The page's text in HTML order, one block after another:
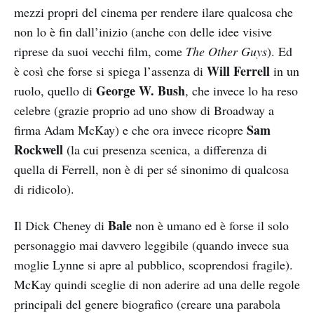
mezzi propri del cinema per rendere ilare qualcosa che
non lo è fin dall’inizio (anche con delle idee visive
riprese da suoi vecchi film, come The Other Guys). Ed
è così che forse si spiega l’assenza di Will Ferrell in un
ruolo, quello di George W. Bush, che invece lo ha reso
celebre (grazie proprio ad uno show di Broadway a
firma Adam McKay) e che ora invece ricopre Sam
Rockwell (la cui presenza scenica, a differenza di
quella di Ferrell, non è di per sé sinonimo di qualcosa
di ridicolo).
Il Dick Cheney di Bale non è umano ed è forse il solo
personaggio mai davvero leggibile (quando invece sua
moglie Lynne si apre al pubblico, scoprendosi fragile).
McKay quindi sceglie di non aderire ad una delle regole
principali del genere biografico (creare una parabola